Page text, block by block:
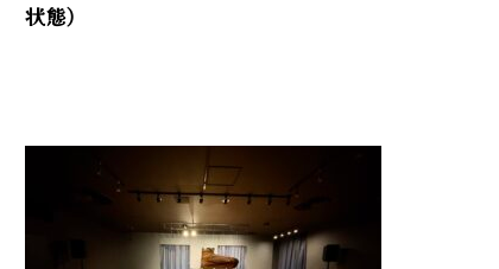
状態）